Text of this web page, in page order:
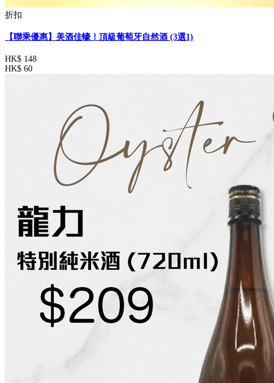
折扣
【聯乘優惠】美酒佳蠔！頂級葡萄牙自然酒 (3選1)
HK$ 148
HK$ 60